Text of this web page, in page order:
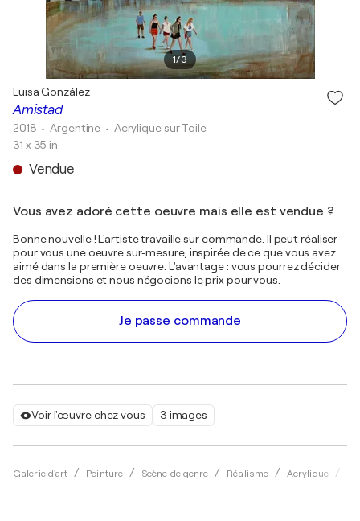
1/3
Voir l'œuvre chez vous 3 images
Galerie d'art Peinture Scène de genre Réalisme Acrylique
Amistad
Luisa González
2018 • Argentine • Acrylique sur Toile
31 x 35 in
Vendue
Vous avez adoré cette oeuvre mais elle est vendue ?
Bonne nouvelle ! L'artiste travaille sur commande. Il peut réaliser
pour vous une oeuvre sur-mesure, inspirée de ce que vous avez
aimé dans la première oeuvre. L'avantage : vous pourrez décider
des dimensions et nous négocions le prix pour vous.
Je passe commande